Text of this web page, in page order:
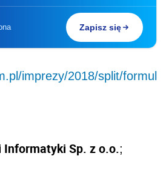
Zapisz się
imprezy/2018/split/formul
Informatyki Sp. z o.o.;